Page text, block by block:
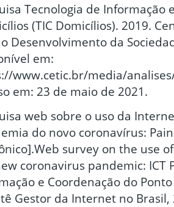
Tecnologia de Informação
(TIC Domicílios). 2019.
Desenvolvimento da
em:
www.cetic.br/media/
em: 23 de maio de 2021.
web sobre o uso da
do novo coronavírus:
survey on the use
coronavirus pandemic: ICT
e Coordenação do Ponto
Gestor da Internet no Brasil,